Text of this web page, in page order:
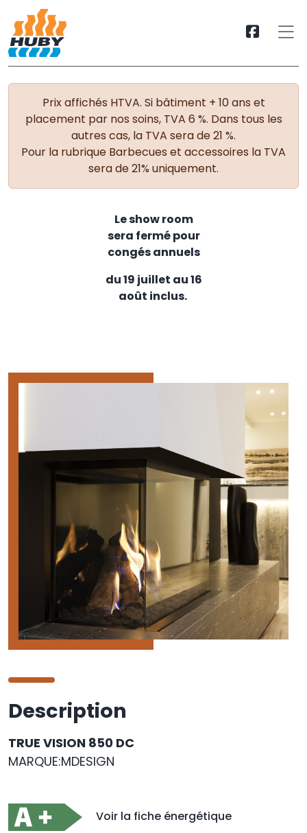
Prix affichés HTVA. Si bâtiment + 10 ans et
placement par nos soins, TVA 6 %. Dans tous les
autres cas, la TVA sera de 21 %.
Pour la rubrique Barbecues et accessoires la TVA
sera de 21% uniquement.
Le show room
sera fermé pour
congés annuels
du 19 juillet au 16
août inclus.
Description
TRUE VISION 850 DC
MARQUE:MDESIGN
Voir la fiche énergétique